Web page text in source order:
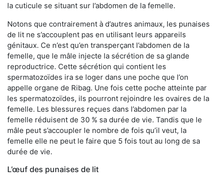
la cuticule se situant sur l’abdomen de la femelle.
Notons que contrairement à d’autres animaux, les punaises
de lit ne s’accouplent pas en utilisant leurs appareils
génitaux. Ce n’est qu’en transperçant l’abdomen de la
femelle, que le mâle injecte la sécrétion de sa glande
reproductrice. Cette sécrétion qui contient les
spermatozoïdes ira se loger dans une poche que l’on
appelle organe de Ribag. Une fois cette poche atteinte par
les spermatozoïdes, ils pourront rejoindre les ovaires de la
femelle. Les blessures reçues dans l’abdomen par la
femelle réduisent de 30 % sa durée de vie. Tandis que le
mâle peut s’accoupler le nombre de fois qu’il veut, la
femelle elle ne peut le faire que 5 fois tout au long de sa
durée de vie.
L’œuf des punaises de lit